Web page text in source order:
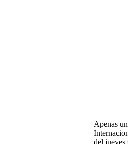
Apenas
del jueves